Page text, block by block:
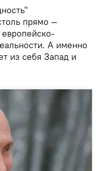
прямо —
А именно
из себя Запад и